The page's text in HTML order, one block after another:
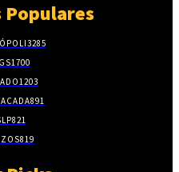
Populares
3285
1700
1203
891
821
819